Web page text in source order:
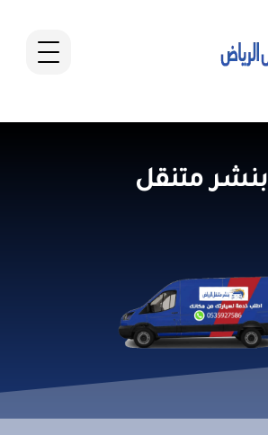
بنشر متنقل